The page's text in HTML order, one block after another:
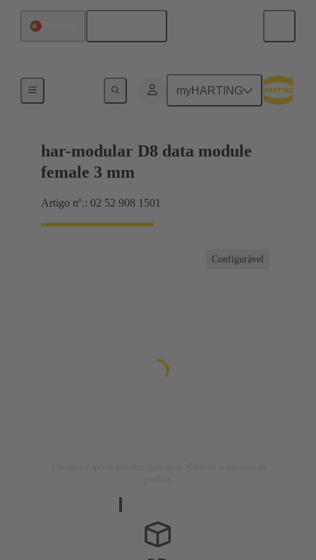
myHARTING
Motherboard to daughtercard connection
har-modular D8 data module
female 3 mm
Artigo nº.: 02 52 908 1501
Configurável